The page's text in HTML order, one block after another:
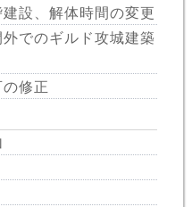
設、解体時間の変更
でのギルド攻城建築
修正